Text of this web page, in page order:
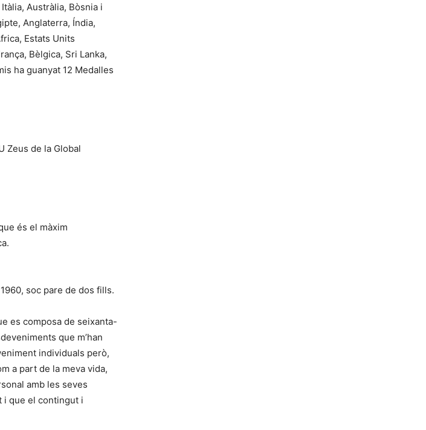
Austràlia, Bòsnia i
Anglaterra, Índia,
Estats Units
Bèlgica, Sri Lanka,
ha guanyat 12 Medalles
Zeus de la Global
és el màxim
soc pare de dos fills.
es composa de seixanta-
que m’han
individuals però,
a part de la meva vida,
amb les seves
i que el contingut i